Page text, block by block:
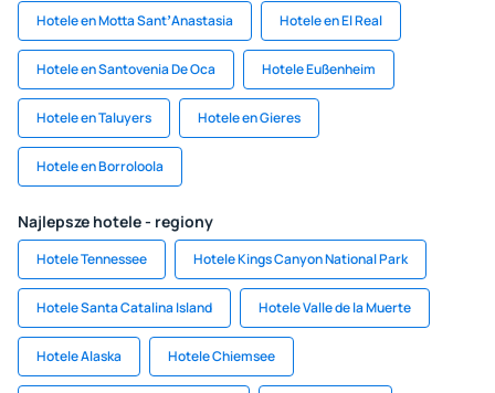
Hotele en Motta SantʼAnastasia Hotele en El Real
Hotele en Santovenia De Oca Hotele Eußenheim
Hotele en Taluyers Hotele en Gieres
Hotele en Borroloola
Najlepsze hotele - regiony
Hotele Tennessee Hotele Kings Canyon National Park
Hotele Santa Catalina Island Hotele Valle de la Muerte
Hotele Alaska Hotele Chiemsee